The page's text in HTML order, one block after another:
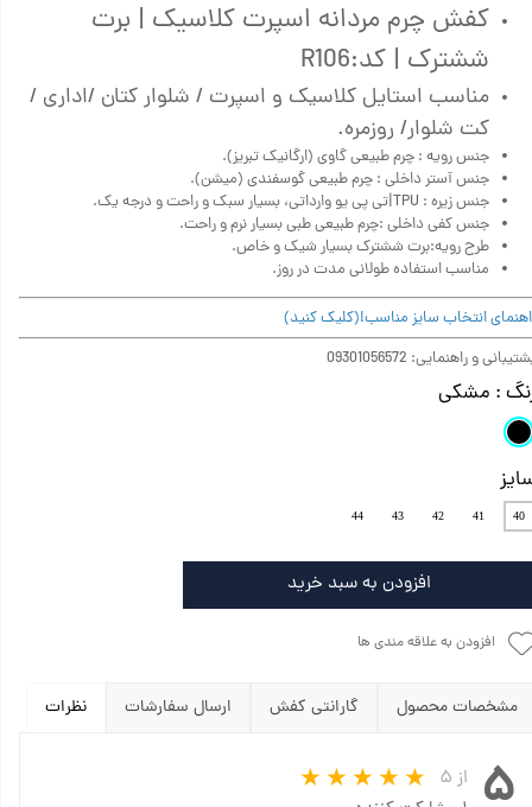
کفش چرم مردانه اسپرت کلاسیک | برت
ششترک | کد:R106
مناسب استایل کلاسیک و اسپرت / شلوار کتان /اداری /
کت شلوار/ روزمره.
جنس رویه : چرم طبیعی گاوی (ارگانیک تبریز).
جنس آستر داخلی : چرم طبیعی گوسفندی (میشن).
جنس زیره : TPU|تی پی یو وارداتی، بسیار سبک و راحت و درجه یک.
جنس کفی داخلی :چرم طبیعی طبی بسیار نرم و راحت.
طرح رویه:برت ششترک بسیار شیک و خاص.
مناسب استفاده طولانی مدت در روز.
انتخاب سایز مناسب!(کلیک کنید)
و راهنمایی: 09301056572
: مشکی
40
41
42
43
44
افزودن به سبد خرید
افزودن به علاقه مندی ها
مشخصات محصول گارانتی کفش ارسال سفارشات نظرات
۵
از ۵